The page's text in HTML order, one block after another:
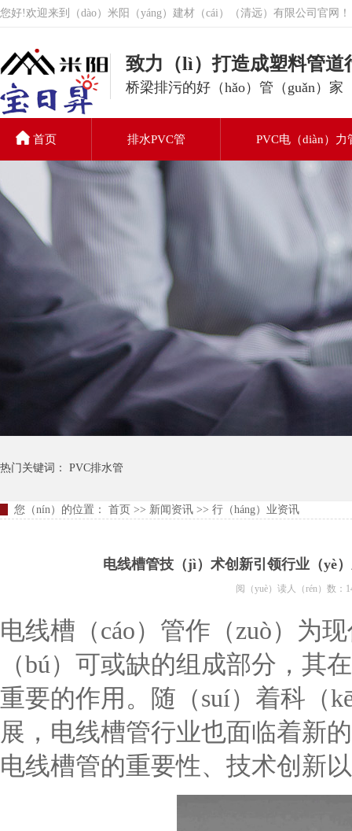
您好!欢迎来到（dào）米阳（yáng）建材（cái）（清远）有限公司官网！
PVC排水管
致力（lì）打造成塑料管道
桥梁排污的好（hǎo）管（guǎn）家
首页 排水PVC管 PVC电（diàn）力
热门关键词： PVC排水管
您（nín）的位置： 首页 >> 新闻资讯 >> 行（háng）业资讯
电线槽管技（jì）术创新引领行业（yè
阅（yuè）读人（rén）数：
电线槽（cáo）管作（zuò）为
（bú）可或缺的组成部分，其
重要的作用。随（suí）着科（
展，电线槽管行业也面临着新
电线槽管的重要性、技术创新